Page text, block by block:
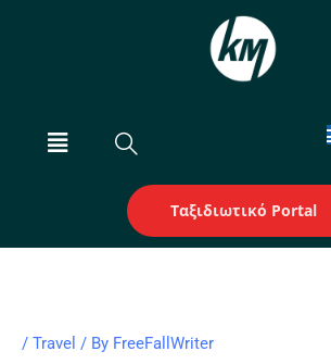
Menu
Ταξιδιωτικό Portal
/ Travel / By FreeFallWriter